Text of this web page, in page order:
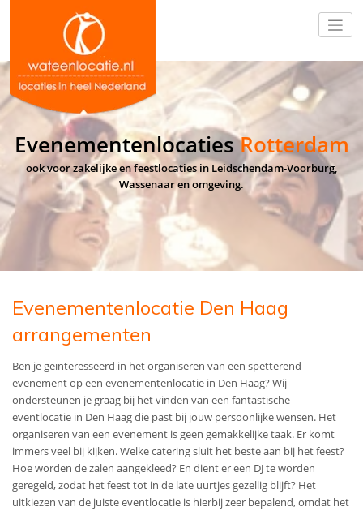
EvenementenlocatiesRotterdam
ook voor zakelijke en feestlocaties in Leidschendam-Voorburg,
Wassenaar en omgeving.
Evenementenlocatie Den Haag
arrangementen
Ben je geïnteresseerd in het organiseren van een spetterend
evenement op een evenementenlocatie in Den Haag? Wij
ondersteunen je graag bij het vinden van een fantastische
eventlocatie in Den Haag die past bij jouw persoonlijke wensen. Het
organiseren van een evenement is geen gemakkelijke taak. Er komt
immers veel bij kijken. Welke catering sluit het beste aan bij het feest?
Hoe worden de zalen aangekleed? En dient er een DJ te worden
geregeld, zodat het feest tot in de late uurtjes gezellig blijft? Het
uitkiezen van de juiste eventlocatie is hierbij zeer bepalend, omdat het